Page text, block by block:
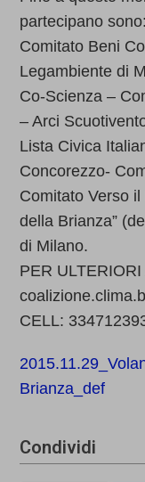
partecipano sono:
Comitato Beni
Legambiente di
Co-Scienza –
– Arci
Lista Civica
Concorezzo-
Comitato Verso
della Brianza”
di Milano.
PER
CELL:
Brianza_def
Condividi